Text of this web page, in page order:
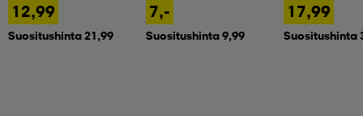
12,99
Suositushinta 21,99
7,-
Suositushinta 9,99
17,99
Suositushinta